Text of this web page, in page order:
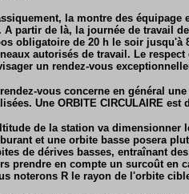
la montre des
A partir de là, la journée de travail
obligatoire de 20 h le soir
autorisés de travail. Le
un rendez-vous
vous concerne en général
Une ORBITE CIRCULAIRE est
de la station va dimensionner
et une orbite basse posera
de dérives basses, entraînant
prendre en compte un surcoût en
noterons R le rayon de l'orbite